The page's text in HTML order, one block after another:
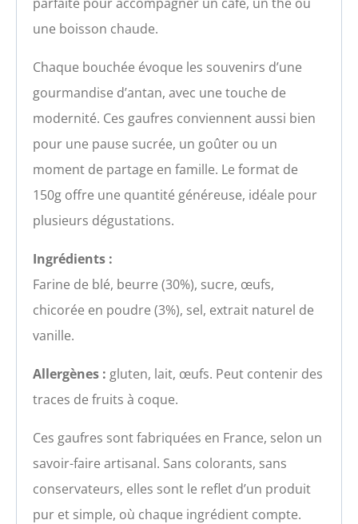
une boisson chaude.
Chaque bouchée évoque les souvenirs d’une
gourmandise d’antan, avec une touche de
modernité. Ces gaufres conviennent aussi bien
pour une pause sucrée, un goûter ou un
moment de partage en famille. Le format de
150g offre une quantité généreuse, idéale pour
plusieurs dégustations.
Ingrédients :
Farine de blé, beurre (30%), sucre, œufs,
chicorée en poudre (3%), sel, extrait naturel de
vanille.
Allergènes : gluten, lait, œufs. Peut contenir des
traces de fruits à coque.
Ces gaufres sont fabriquées en France, selon un
savoir-faire artisanal. Sans colorants, sans
conservateurs, elles sont le reflet d’un produit
pur et simple, où chaque ingrédient compte.